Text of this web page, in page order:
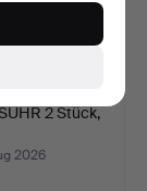
2 Stück,
2026